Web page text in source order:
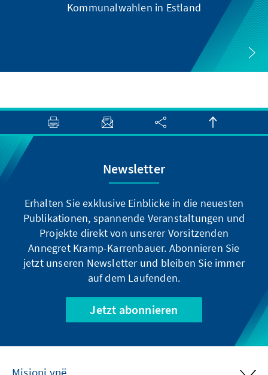
Kommunalwahlen in Estland
Newsletter
Erhalten Sie exklusive Einblicke in die neuesten
Publikationen, spannende Veranstaltungen und
Projekte direkt von unserer Vorsitzenden
Annegret Kramp-Karrenbauer. Abonnieren Sie
jetzt unseren Newsletter und bleiben Sie immer
auf dem Laufenden.
Jetzt abonnieren